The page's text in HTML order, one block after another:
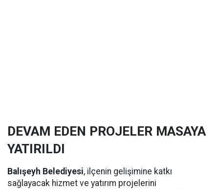
DEVAM EDEN PROJELER MASAYA
YATIRILDI
Balışeyh Belediyesi, ilçenin gelişimine katkı
sağlayacak hizmet ve yatırım projelerini